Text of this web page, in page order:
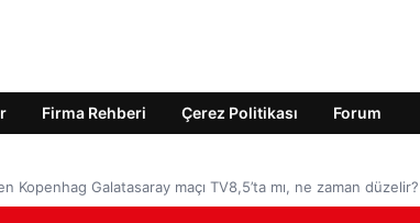
Firma Rehberi Çerez Politikası Forum
Kopenhag Galatasaray maçı TV8,5’ta mı, ne zaman düzelir?